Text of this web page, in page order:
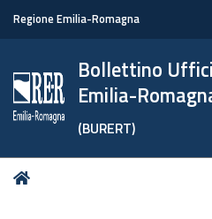
Regione Emilia-Romagna
Bollettino
Emilia-
(BURERT)
Tu